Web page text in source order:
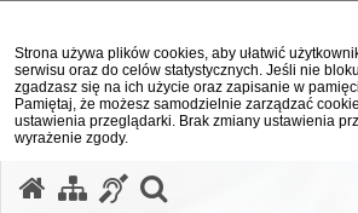
Strona używa plików cookies, aby ułatwić
serwisu oraz do celów statystycznych. Jeśli nie
zgadzasz się na ich użycie oraz zapisanie w
Pamiętaj, że możesz samodzielnie zarządzać
ustawienia przeglądarki. Brak zmiany ustawienia
wyrażenie zgody.